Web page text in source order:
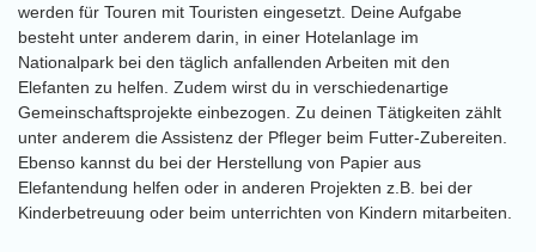
werden für Touren mit Touristen eingesetzt. Deine Aufgabe
besteht unter anderem darin, in einer Hotelanlage im
Nationalpark bei den täglich anfallenden Arbeiten mit den
Elefanten zu helfen. Zudem wirst du in verschiedenartige
Gemeinschaftsprojekte einbezogen. Zu deinen Tätigkeiten zählt
unter anderem die Assistenz der Pfleger beim Futter-Zubereiten.
Ebenso kannst du bei der Herstellung von Papier aus
Elefantendung helfen oder in anderen Projekten z.B. bei der
Kinderbetreuung oder beim unterrichten von Kindern mitarbeiten.